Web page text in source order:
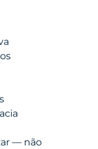
— não